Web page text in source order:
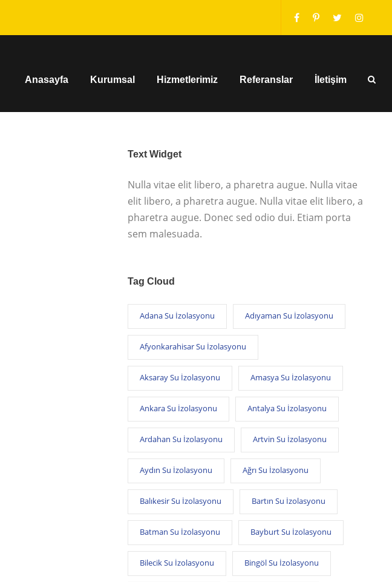
Anasayfa Kurumsal Hizmetlerimiz Referanslar İletişim
Text Widget
Nulla vitae elit libero, a pharetra augue. Nulla vitae
elit libero, a pharetra augue. Nulla vitae elit libero, a
pharetra augue. Donec sed odio dui. Etiam porta
sem malesuada.
Tag Cloud
Adana Su İzolasyonu Adıyaman Su İzolasyonu
Afyonkarahisar Su İzolasyonu
Aksaray Su İzolasyonu Amasya Su İzolasyonu
Ankara Su İzolasyonu Antalya Su İzolasyonu
Ardahan Su İzolasyonu Artvin Su İzolasyonu
Aydın Su İzolasyonu Ağrı Su İzolasyonu
Balıkesir Su İzolasyonu Bartın Su İzolasyonu
Batman Su İzolasyonu Bayburt Su İzolasyonu
Bilecik Su İzolasyonu Bingöl Su İzolasyonu